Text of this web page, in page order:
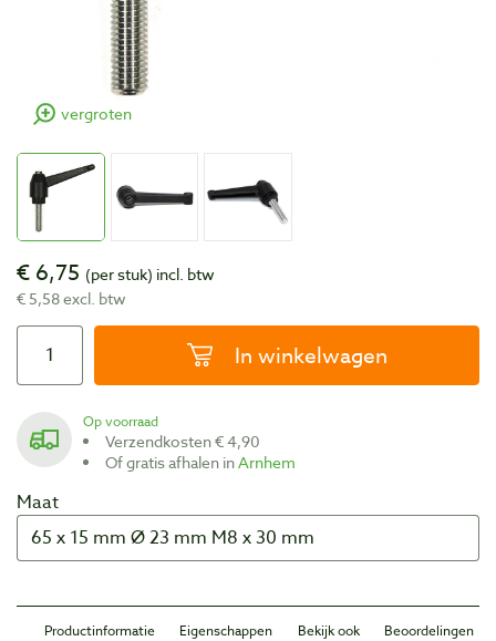
vergroten
€ 6,75 (per stuk) incl. btw
€ 5,58 excl. btw
In winkelwagen
Op voorraad
Verzendkosten € 4,90
Of gratis afhalen inArnhem
Maat
Productinformatie Eigenschappen Bekijk ook Beoordelingen